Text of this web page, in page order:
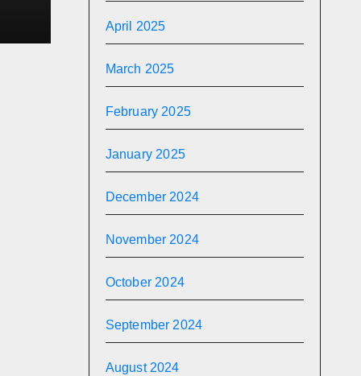
April 2025
March 2025
February 2025
January 2025
December 2024
November 2024
October 2024
September 2024
August 2024